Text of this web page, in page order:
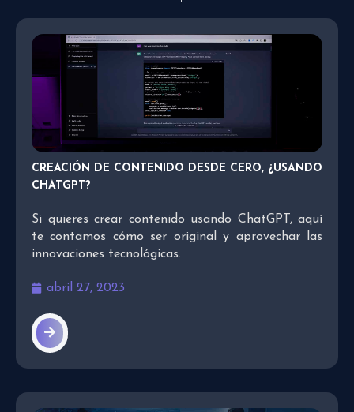
CREACIÓN DE CONTENIDO DESDE CERO, ¿USANDO
CHATGPT?
Si quieres crear contenido usando ChatGPT, aquí
te contamos cómo ser original y aprovechar las
innovaciones tecnológicas.
abril 27, 2023